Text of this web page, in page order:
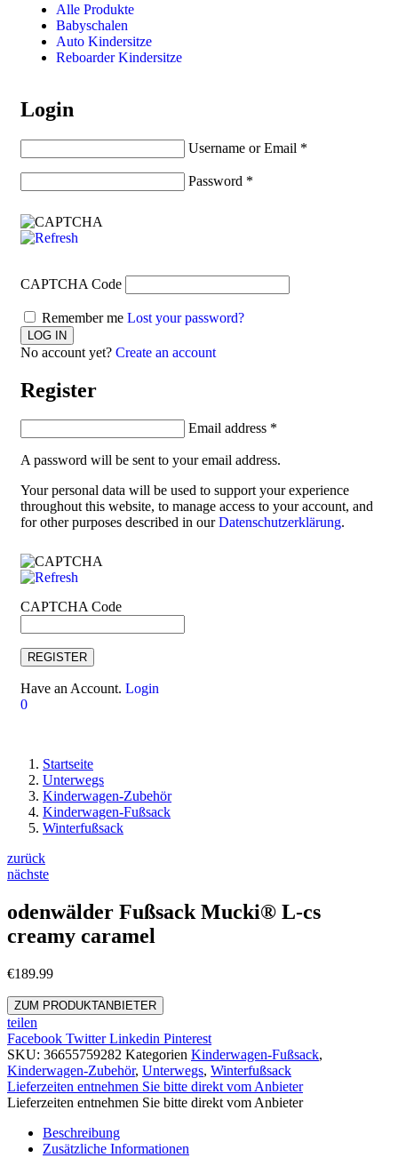
Alle Produkte
Babyschalen
Auto Kindersitze
Reboarder Kindersitze
Login
Username or Email *
Password *
CAPTCHA Code
Remember me Lost your password?
No account yet? Create an account
Register
Email address *
A password will be sent to your email address.
Your personal data will be used to support your experience
throughout this website, to manage access to your account, and
for other purposes described in ourDatenschutzerklärung.
CAPTCHA Code
REGISTER
Have an Account. Login
0
Startseite
Unterwegs
Kinderwagen-Zubehör
Kinderwagen-Fußsack
Winterfußsack
zurück
nächste
odenwälder Fußsack Mucki® L-cs
creamy caramel
€189.99
ZUM PRODUKTANBIETER
teilen
Facebook TwitterLinkedin Pinterest
SKU: 36655759282 Kategorien Kinderwagen-Fußsack,
Kinderwagen-Zubehör, Unterwegs, Winterfußsack
Lieferzeiten entnehmen Sie bitte direkt vom Anbieter
Lieferzeiten entnehmen Sie bitte direkt vom Anbieter
Beschreibung
Zusätzliche Informationen